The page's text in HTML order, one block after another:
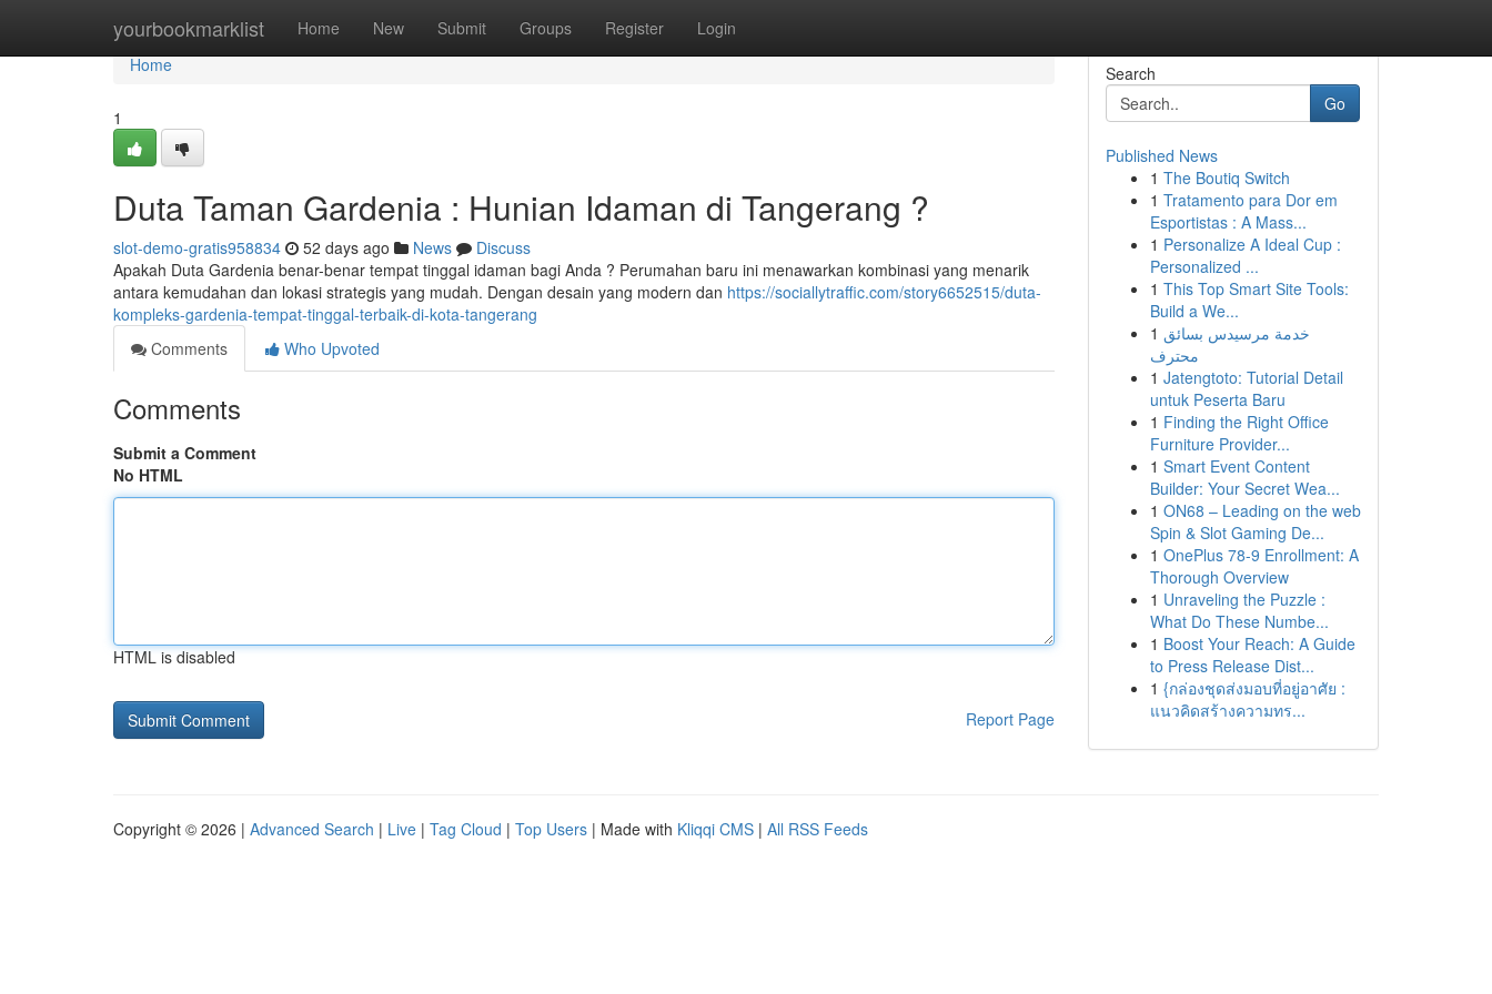
yourbookmarklist Home New Submit Groups Register Login
Home
Home
1
Duta Taman Gardenia : Hunian Idaman di Tangerang ?
slot-demo-gratis958834 52 days ago News
Discuss
Apakah Duta Gardenia benar-benar tempat tinggal idaman bagi Anda ? Perumahan baru ini menawarkan kombinasi yang menarik
antara kemudahan dan lokasi strategis yang mudah. Dengan desain yang modern dan https://sociallytraffic.com/story6652515/duta-
kompleks-gardenia-tempat-tinggal-terbaik-di-kota-tangerang
Comments
Who Upvoted
Comments
Submit a Comment
No HTML
HTML is disabled
Report Page
Search
Go
Published News
1 The Boutiq Switch
1 Tratamento para Dor em
Esportistas : A Mass...
1 Personalize A Ideal Cup :
Personalized ...
1 This Top Smart Site Tools:
Build a We...
1 خدمة مرسيدس بسائق
محترف
1 Jatengtoto: Tutorial Detail
untuk Peserta Baru
1 Finding the Right Office
Furniture Provider...
1 Smart Event Content
Builder: Your Secret Wea...
1 ON68 – Leading on the web
Spin & Slot Gaming De...
1 OnePlus 78-9 Enrollment: A
Thorough Overview
1 Unraveling the Puzzle :
What Do These Numbe...
1 Boost Your Reach: A Guide
to Press Release Dist...
1 {กล่องชุดส่งมอบที่อยู่อาศัย :
แนวคิดสร้างความทร...
Copyright © 2026 | Advanced Search | Live | Tag Cloud | Top Users | Made with Kliqqi CMS | All RSS Feeds